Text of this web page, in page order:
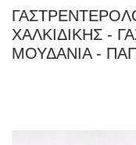
ΧΑΛΚΙΔΙΚΗΣ -
ΜΟΥΔΑΝΙΑ -